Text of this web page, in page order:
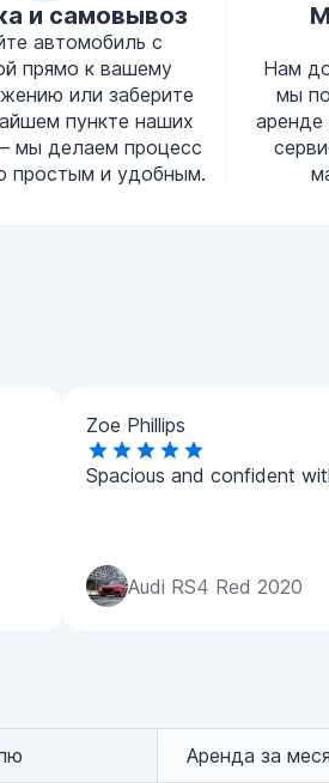
и самовывоз
автомобиль с
прямо к вашему
или заберите
пункте наших
мы делаем процесс
простым и удобным.
Нам
мы
Zoe Phillips
Spacious and confident
Audi RS4 Red 2020
Аренда за